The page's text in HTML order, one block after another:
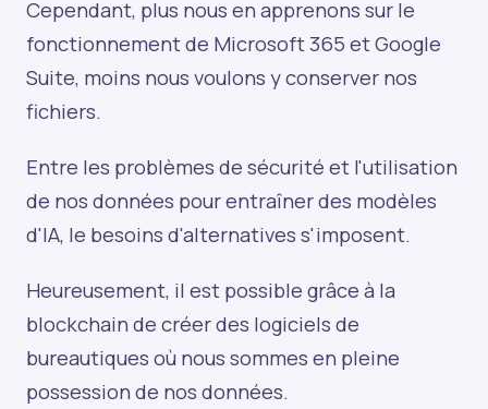
Cependant, plus nous en apprenons sur le
fonctionnement de Microsoft 365 et Google
Suite, moins nous voulons y conserver nos
fichiers.
Entre les problèmes de sécurité et l'utilisation
de nos données pour entraîner des modèles
d'IA, le besoins d'alternatives s'imposent.
Heureusement, il est possible grâce à la
blockchain de créer des logiciels de
bureautiques où nous sommes en pleine
possession de nos données.